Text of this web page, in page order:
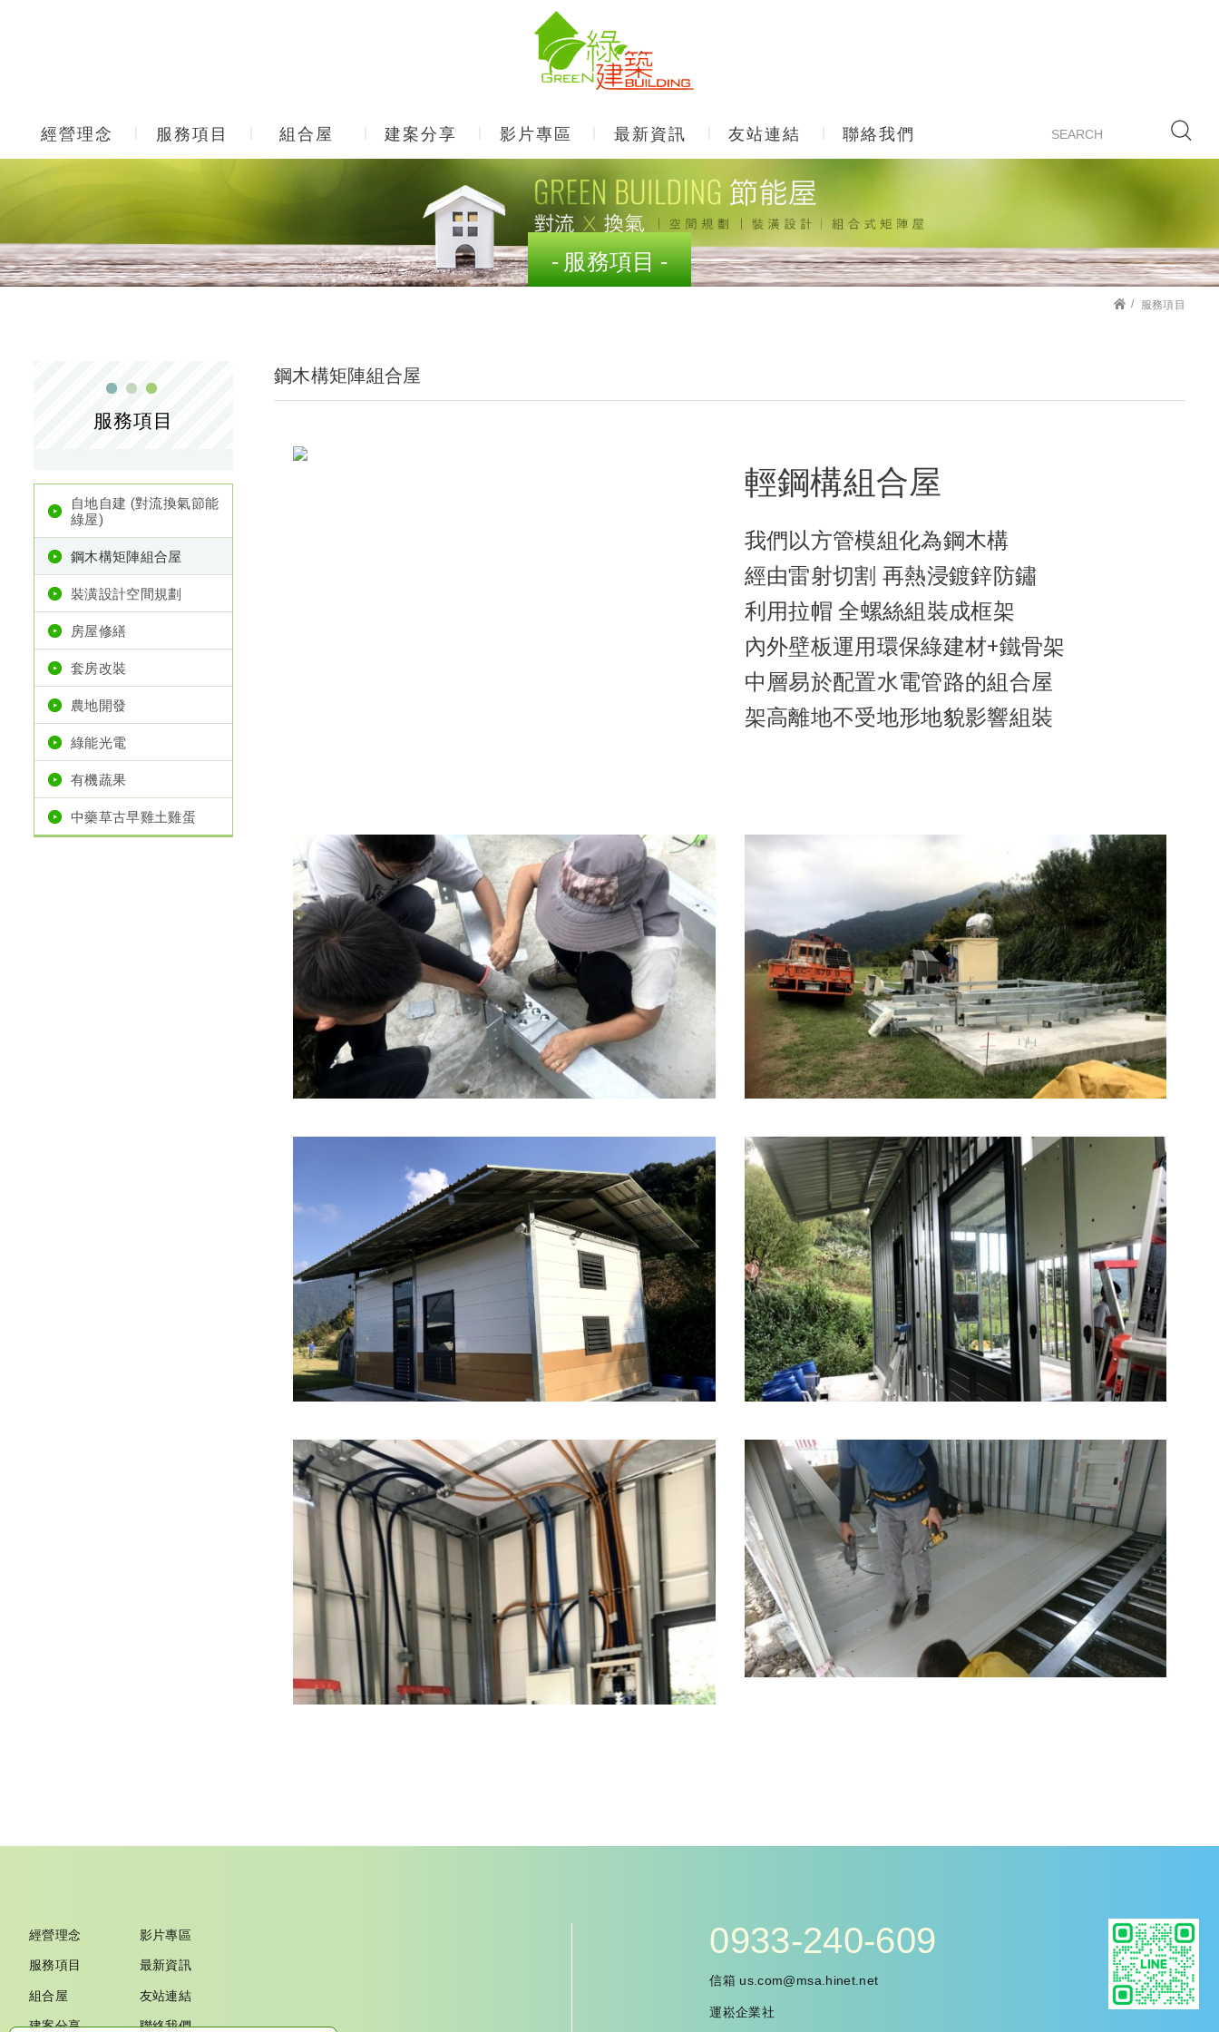
經營理念 服務項目 組合屋 建案分享 影片專區 最新資訊 友站連結 聯絡我們
服務項目
服務項目
服務項目
自地自建 (對流換氣節能
綠屋)
鋼木構矩陣組合屋
裝潢設計空間規劃
房屋修繕
套房改裝
農地開發
綠能光電
有機蔬果
中藥草古早雞土雞蛋
鋼木構矩陣組合屋
輕鋼構組合屋
我們以方管模組化為鋼木構
經由雷射切割 再熱浸鍍鋅防鏽
利用拉帽 全螺絲組裝成框架
內外壁板運用環保綠建材+鐵骨架
中層易於配置水電管路的組合屋
架高離地不受地形地貌影響組裝
0933-240-609
信箱 us.com@msa.hinet.net
運崧企業社
經營理念
服務項目
組合屋
建案分享
影片專區
最新資訊
友站連結
聯絡我們